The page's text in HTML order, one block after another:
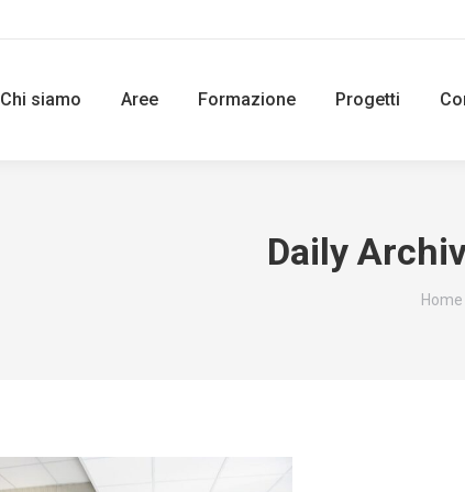
Chi siamo Aree Formazione Progetti
Daily
You
Home